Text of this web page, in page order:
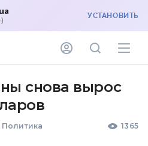
УСТАНОВИТЬ
снова вырос
Политика 1365